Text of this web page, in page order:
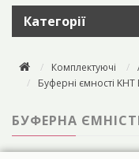
Категорії
Комплектуючі
Буферні ємності KHT
БУФЕРНА